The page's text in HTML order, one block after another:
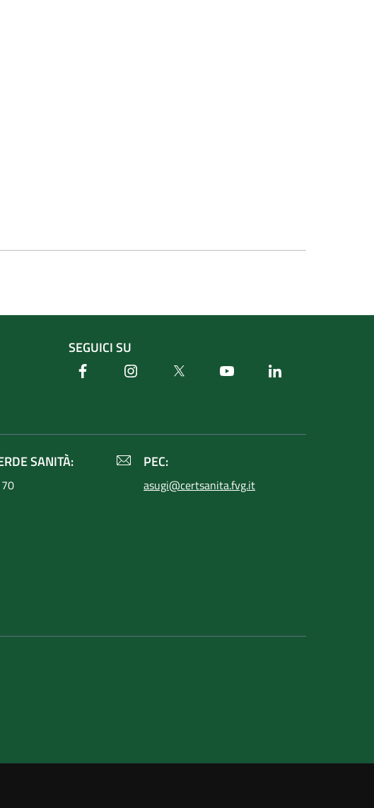
SEGUICI SU
Facebook Instagram Twitter Youtube
SANITÀ: PEC:
asugi@certsanita.fvg.it